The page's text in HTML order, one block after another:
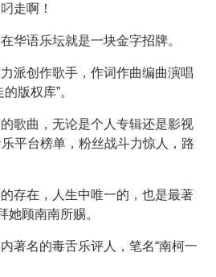
走啊！
华语乐坛就是一块金字招牌。
派创作歌手，作词作曲编曲演唱
版权库”。
歌曲，无论是个人专辑还是影视
平台榜单，粉丝战斗力惊人，路
存在，人生中唯一的，也是最著
她顾南南所赐。
著名的毒舌乐评人，笔名“南柯一